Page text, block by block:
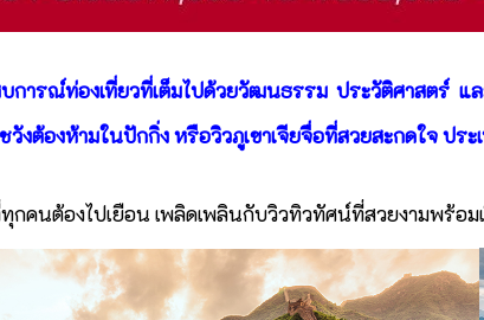
การณ์ท่องเที่ยวที่เต็มไปด้วยวัฒนธรรม ประวัติศาสตร์ แ
วังต้องห้ามในปักกิ่ง หรือวิวภูเขาเจียจื่อที่สวยสะกดใจ ป
คนต้องไปเยือน เพลิดเพลินกับวิวทิวทัศน์ที่สวยงามพร้อ